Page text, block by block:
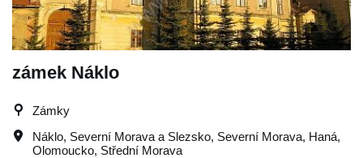
zámek Náklo
Zámky
Náklo, Severní Morava a Slezsko, Severní Morava, Haná,
Olomoucko, Střední Morava